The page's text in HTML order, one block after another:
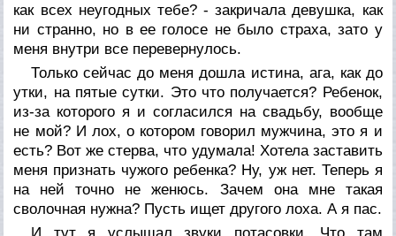
как всех неугодных тебе? - закричала девушка, как
ни странно, но в ее голосе не было страха, зато у
меня внутри все перевернулось.
Только сейчас до меня дошла истина, ага, как до
утки, на пятые сутки. Это что получается? Ребенок,
из-за которого я и согласился на свадьбу, вообще
не мой? И лох, о котором говорил мужчина, это я и
есть? Вот же стерва, что удумала! Хотела заставить
меня признать чужого ребенка? Ну, уж нет. Теперь я
на ней точно не женюсь. Зачем она мне такая
сволочная нужна? Пусть ищет другого лоха. А я пас.